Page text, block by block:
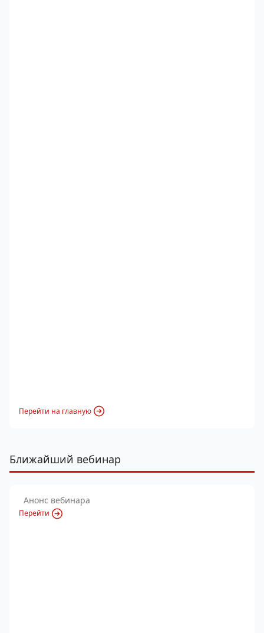
Перейти на главную
Ближайший вебинар
Анонс вебинара
Перейти